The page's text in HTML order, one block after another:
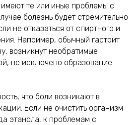
те или иные проблемы с
болезнь будет стремительно
не отказаться от спиртного и
Например, обычный гастрит
возникнут необратимые
не исключено образование
что боли возникают в
Если не очистить организм
этанола, к проблемам с